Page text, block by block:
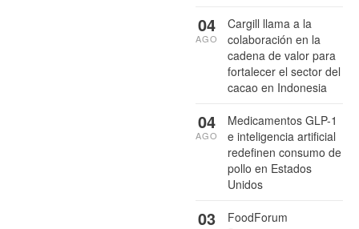
Cargill llama a la
colaboración en la
cadena de valor para
fortalecer el sector del
cacao en Indonesia
04
AGO
Medicamentos GLP-1
e inteligencia artificial
redefinen consumo de
pollo en Estados
Unidos
04
AGO
FoodForum
03